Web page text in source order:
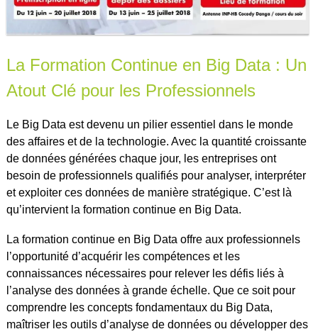
La Formation Continue en Big Data : Un
Atout Clé pour les Professionnels
Le Big Data est devenu un pilier essentiel dans le monde
des affaires et de la technologie. Avec la quantité croissante
de données générées chaque jour, les entreprises ont
besoin de professionnels qualifiés pour analyser, interpréter
et exploiter ces données de manière stratégique. C’est là
qu’intervient la formation continue en Big Data.
La formation continue en Big Data offre aux professionnels
l’opportunité d’acquérir les compétences et les
connaissances nécessaires pour relever les défis liés à
l’analyse des données à grande échelle. Que ce soit pour
comprendre les concepts fondamentaux du Big Data,
maîtriser les outils d’analyse de données ou développer des